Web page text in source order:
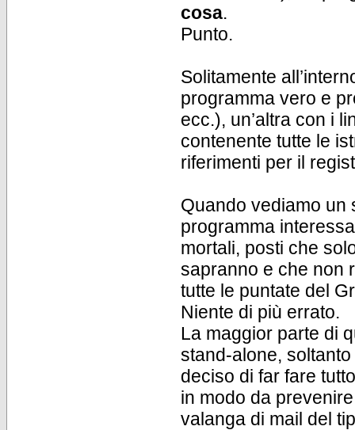
cosa.
Punto.
Solitamente
programma vero e
ecc.), un’altra con i
contenente tutte le
riferimenti per il
Quando vediamo un
programma
mortali, posti che
sapranno e che non
tutte le puntate del
Niente di più errato.
La maggior parte di
stand-alone,
deciso di far fare
in modo da
valanga di mail del